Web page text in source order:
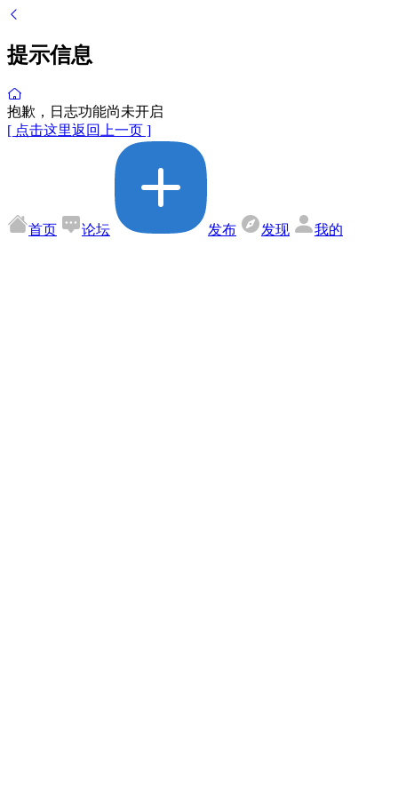
提示信息
抱歉，日志功能尚未开启
[ 点击这里返回上一页 ]
首页 论坛 发布 发现 我的